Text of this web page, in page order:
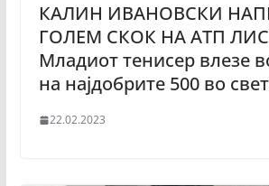
КАЛИН ИВАНОВСКИ
ГОЛЕМ СКОК НА АТП
Младиот тенисер влезе
на најдобрите 500 во
22.02.2023